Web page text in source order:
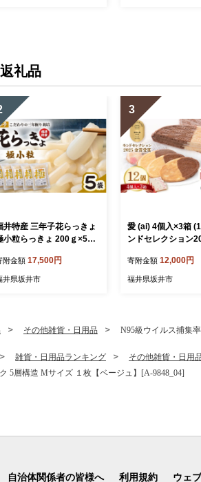
礼品
井特産 三年子花らっきょ
小粒らっきょ 200ｇ×5袋
の三年掘り栽培』 希少 漬
国産 漬け物 お漬物 ラッ
附金額 17,500円
井県坂井市
3
愛 (ai) 4個入×3箱
ンドセレクション
ドクッキー クッキ
銘菓 お菓子 スイー
地 [A-4119]
寄附金額 12,000円
福井県坂井市
その他雑貨・日用品 N95級ウイルス捕集
雑貨・日用品ランキング
その他雑貨・日用
5層構造 Mサイズ １枚【ベージュ】[A-9848_04]
自治体関係者の皆様へ 利用規約 ウェ